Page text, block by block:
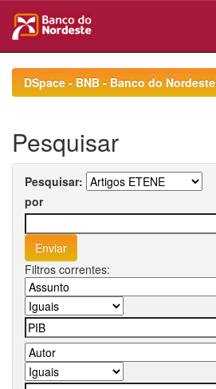
navigationDSpace - BNB - Banco do
Pesquisar
Pesquisar:
por
Filtros correntes: